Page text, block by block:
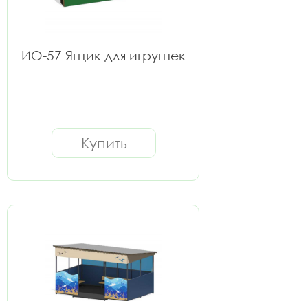
ИО-57 Ящик для игрушек
Купить